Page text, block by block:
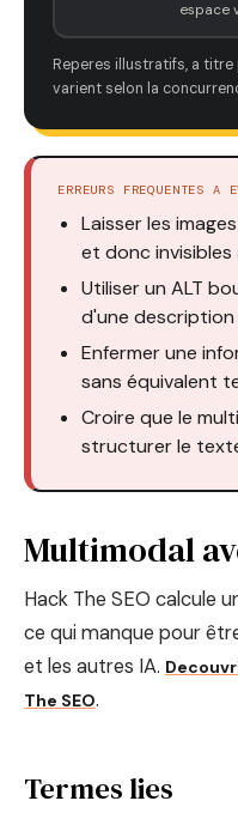
espace
Reperes illustratifs, a
varient selon la
ERREURS FREQUENTES A
Laisser les
et donc invisibles
Utiliser un ALT
d'une description
Enfermer une
sans équivalent
Croire que le
structurer le
Multimodal
Hack The SEO calcule
ce qui manque pour
et les autres IA.
The SEO.
Termes lies